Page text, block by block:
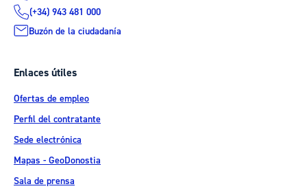
(+34) 943 481 000
Buzón de la ciudadanía
Enlaces útiles
Ofertas de empleo
Perfil del contratante
Sede electrónica
Mapas - GeoDonostia
Sala de prensa